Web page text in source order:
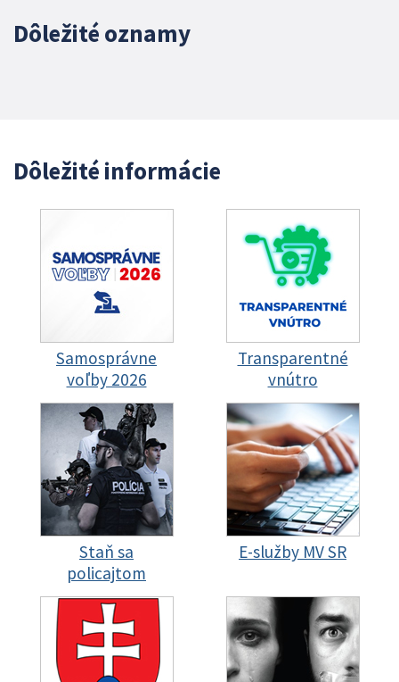
Dôležité oznamy
Dôležité informácie
Samosprávne
voľby 2026
Transparentné
vnútro
Staň sa
policajtom
E-služby MV SR